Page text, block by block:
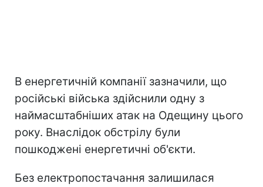
В енергетичній компанії зазначили, що
російські війська здійснили одну з
наймасштабніших атак на Одещину цього
року. Внаслідок обстрілу були
пошкоджені енергетичні об'єкти.
Без електропостачання залишилася